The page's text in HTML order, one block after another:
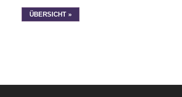
ÜBERSICHT »